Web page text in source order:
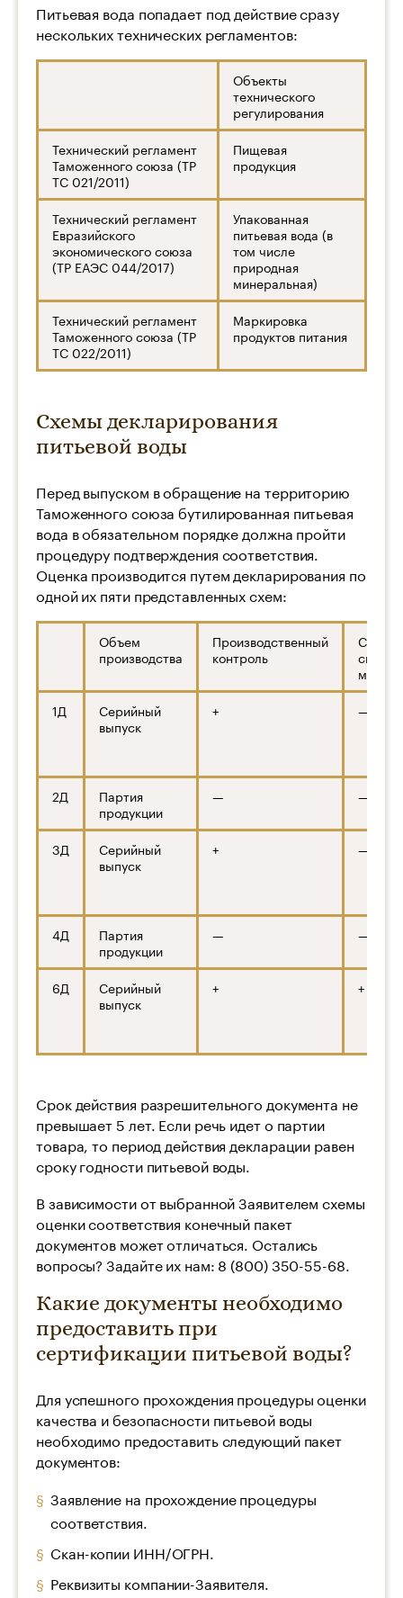
Питьевая вода попадает под действие сразу
нескольких технических регламентов:
Объекты
технического
регулирования
Технический регламент
Таможенного союза (ТР
ТС 021/2011)
Пищевая
продукция
Технический регламент
Евразийского
экономического союза
(ТР ЕАЭС 044/2017)
Упакованная
питьевая вода (в
том числе
природная
минеральная)
Технический регламент
Таможенного союза (ТР
ТС 022/2011)
Маркировка
продуктов питания
Схемы декларирования
питьевой воды
Перед выпуском в обращение на территорию
Таможенного союза бутилированная питьевая
вода в обязательном порядке должна пройти
процедуру подтверждения соответствия.
Оценка производится путем декларирования по
одной их пяти представленных схем:
Объем
производства
Производственный
контроль
1Д
Серийный
выпуск
+ —
2Д
Партия
продукции
— —
3Д
Серийный
выпуск
+ —
4Д
Партия
продукции
— —
6Д
Серийный
выпуск
+ +
Срок действия разрешительного документа не
превышает 5 лет. Если речь идет о партии
товара, то период действия декларации равен
сроку годности питьевой воды.
В зависимости от выбранной Заявителем схемы
оценки соответствия конечный пакет
документов может отличаться. Остались
вопросы? Задайте их нам: 8 (800) 350-55-68.
Какие документы необходимо
предоставить при
сертификации питьевой воды?
Для успешного прохождения процедуры оценки
качества и безопасности питьевой воды
необходимо предоставить следующий пакет
документов:
Заявление на прохождение процедуры
соответствия.
Скан-копии ИНН/ОГРН.
Реквизиты компании-Заявителя.